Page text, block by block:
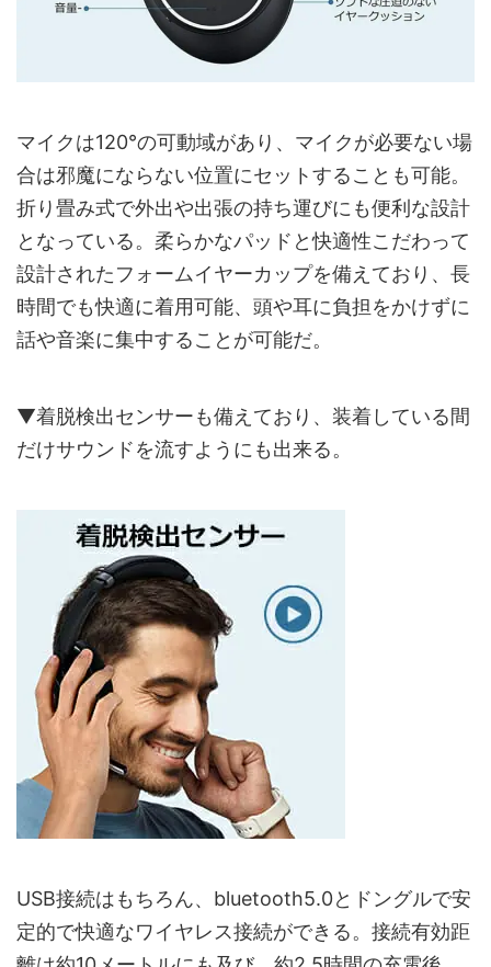
マイクは120°の可動域があり、マイクが必要ない場
合は邪魔にならない位置にセットすることも可能。
折り畳み式で外出や出張の持ち運びにも便利な設計
となっている。柔らかなパッドと快適性こだわって
設計されたフォームイヤーカップを備えており、長
時間でも快適に着用可能、頭や耳に負担をかけずに
話や音楽に集中することが可能だ。
▼着脱検出センサーも備えており、装着している間
だけサウンドを流すようにも出来る。
USB接続はもちろん、bluetooth5.0とドングルで安
定的で快適なワイヤレス接続ができる。接続有効距